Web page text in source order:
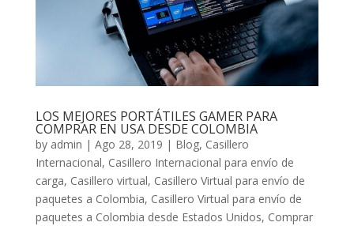
LOS MEJORES PORTÁTILES GAMER PARA
COMPRAR EN USA DESDE COLOMBIA
by admin | Ago 28, 2019 | Blog, Casillero
Internacional, Casillero Internacional para envío de
carga, Casillero virtual, Casillero Virtual para envío de
paquetes a Colombia, Casillero Virtual para envío de
paquetes a Colombia desde Estados Unidos, Comprar